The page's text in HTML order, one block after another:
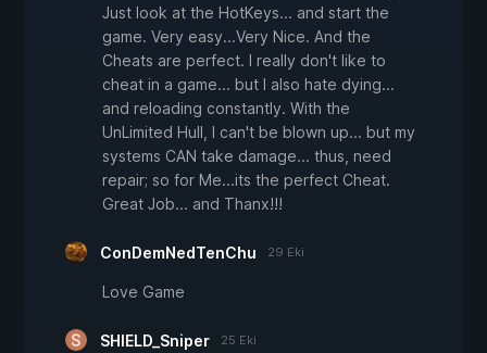
Just look at the HotKeys... and start the
game. Very easy...Very Nice. And the
Cheats are perfect. I really don't like to
cheat in a game... but I also hate dying...
and reloading constantly. With the
UnLimited Hull, I can't be blown up... but my
systems CAN take damage... thus, need
repair; so for Me...its the perfect Cheat.
Great Job... and Thanx!!!
ConDemNedTenChu 29 Eki
Love Game
SHIELD_Sniper 25 Eki